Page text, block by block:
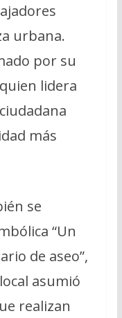
urbana.
por su
lidera
más
se
“Un
de aseo”,
asumió
realizan